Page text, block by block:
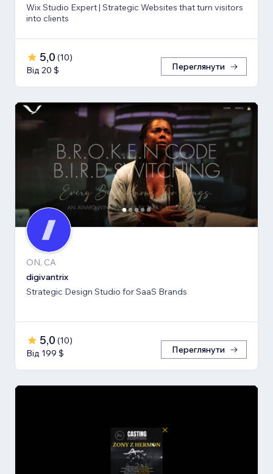
Wix Studio Expert | Strategic Websites that turn visitors
into clients
5,0 (10)
Від 20 $
Переглянути
ON, CA
digivantrix
Strategic Design Studio for SaaS Brands
5,0 (10)
Від 199 $
Переглянути